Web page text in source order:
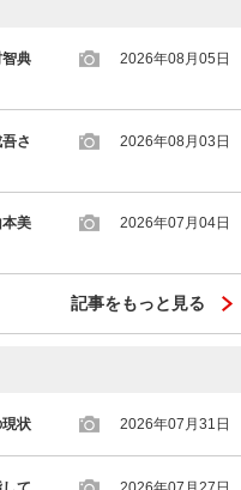
智典
2026年08月05日
さ
2026年08月03日
本美
2026年07月04日
記事をもっと見る
現状 2026年07月31日